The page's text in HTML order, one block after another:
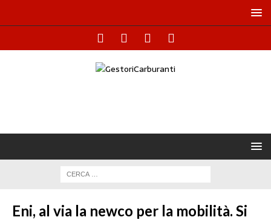
Eni, al via la newco per la mobilità. Si